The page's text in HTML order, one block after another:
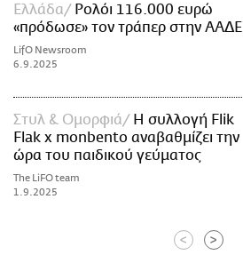
Ελλάδα
Ρολόι 116.000 ευρώ
«πρόδωσε» τον τράπερ στην ΑΑΔΕ
LifO Newsroom
6.9.2025
Στυλ & Ομορφιά
Η συλλογή Flik
Flak x monbento αναβαθμίζει την
ώρα του παιδικού γεύματος
The LiFO team
1.9.2025
< >